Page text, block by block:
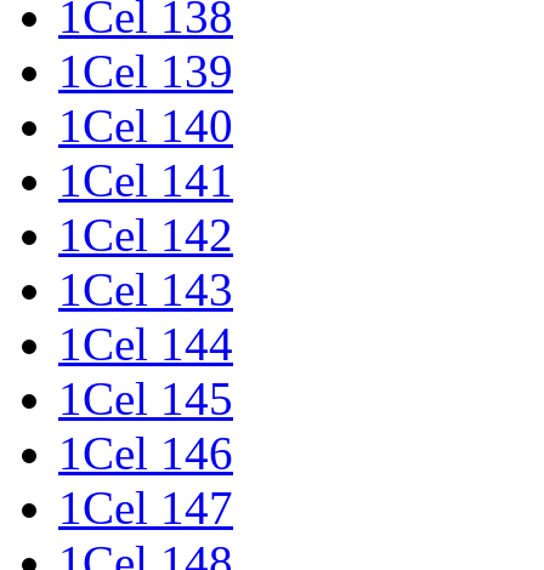
1Cel 138
1Cel 139
1Cel 140
1Cel 141
1Cel 142
1Cel 143
1Cel 144
1Cel 145
1Cel 146
1Cel 147